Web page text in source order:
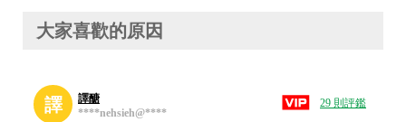
大家喜歡的原因
譯
譯醣
****nehsieh@****
29 則評鑑